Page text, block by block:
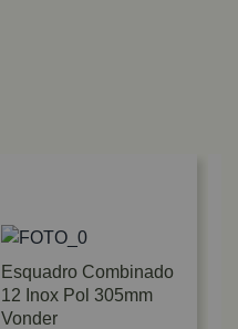
Esquadro Combinado
12 Inox Pol 305mm
Vonder